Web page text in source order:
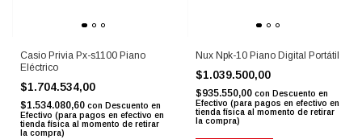
Casio Privia Px-s1100 Piano
Eléctrico
$1.704.534,00
$1.534.080,60 con Descuento en
Efectivo (para pagos en efectivo en
tienda física al momento de retirar
la compra)
Nux Npk-10 Piano Digital Portátil
$1.039.500,00
$935.550,00 con Descuento en
Efectivo (para pagos en efectivo en
tienda física al momento de retirar
la compra)